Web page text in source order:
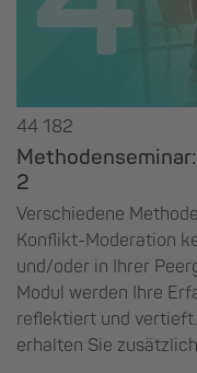
44 182
2
Verschiedene
Konflikt-Moderation
und/oder in Ihrer
Modul werden Ihre
reflektiert und
erhalten Sie